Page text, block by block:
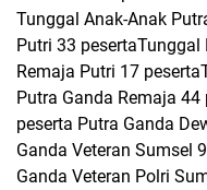
Tunggal Anak-Anak
Putri 33
Remaja Putri 17
Putra Ganda Remaja
peserta Putra Ganda
Ganda Veteran Sumsel
Ganda Veteran Polri